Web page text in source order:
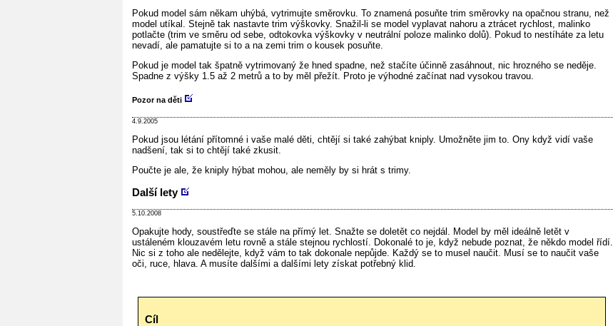
Pokud model sám někam uhýbá, vytrimujte směrovku. To znamená posuňte trim směrovky na opačnou stranu, než
model utíkal. Stejně tak nastavte trim výškovky. Snažil-li se model vyplavat nahoru a ztrácet rychlost, malinko
potlačte (trim ve směru od sebe, odtokovka výškovky v neutrální poloze malinko dolů). Pokud to nestíháte za letu
nevadí, ale pamatujte si to a na zemi trim o kousek posuňte.
Pokud je model tak špatně vytrimovaný že hned spadne, než stačíte účinně zasáhnout, nic hrozného se neděje.
Spadne z výšky 1.5 až 2 metrů a to by měl přežít. Proto je výhodné začínat nad vysokou travou.
Pozor na děti
4.9.2005
Pokud jsou létání přítomné i vaše malé děti, chtějí si také zahýbat kniply. Umožněte jim to. Ony když vidí vaše
nadšení, tak si to chtějí také zkusit.
Poučte je ale, že kniply hýbat mohou, ale neměly by si hrát s trimy.
Další lety
5.10.2008
Opakujte hody, soustřeďte se stále na přímý let. Snažte se doletět co nejdál. Model by měl ideálně letět v
ustáleném klouzavém letu rovně a stále stejnou rychlostí. Dokonalé to je, když nebude poznat, že někdo model řídí.
Nic si z toho ale nedělejte, když vám to tak dokonale nepůjde. Každý se to musel naučit. Musí se to naučit vaše
oči, ruce, hlava. A musíte dalšími a dalšími lety získat potřebný klid.
Cíl